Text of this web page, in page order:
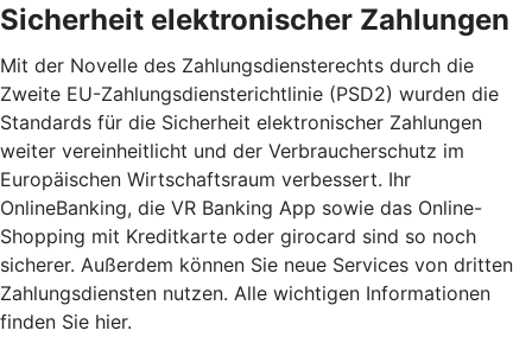
Sicherheit elektronischer Zahlungen
Mit der Novelle des Zahlungsdiensterechts durch die
Zweite EU-Zahlungsdiensterichtlinie (PSD2) wurden die
Standards für die Sicherheit elektronischer Zahlungen
weiter vereinheitlicht und der Verbraucherschutz im
Europäischen Wirtschaftsraum verbessert. Ihr
OnlineBanking, die VR Banking App sowie das Online-
Shopping mit Kreditkarte oder girocard sind so noch
sicherer. Außerdem können Sie neue Services von dritten
Zahlungsdiensten nutzen. Alle wichtigen Informationen
finden Sie hier.